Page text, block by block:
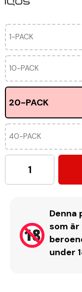
1-PACK
10-PACK
20-PACK
40-PACK
Denna
som
under